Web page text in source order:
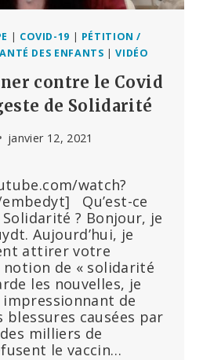
| COVID-19 | PÉTITION /
DES ENFANTS |VIDÉO
contre le Covid
de Solidarité
janvier 12, 2021
watch?
embedyt] Qu’est-ce
? Bonjour, je
Aujourd’hui, je
attirer votre
de « solidarité
les nouvelles, je
de
causées par
milliers de
le vaccin…